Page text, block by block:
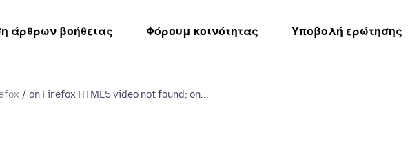
άρθρων βοήθειας Φόρουμ κοινότητας Υποβολή ερώτησης
on Firefox HTML5 video not found; on...